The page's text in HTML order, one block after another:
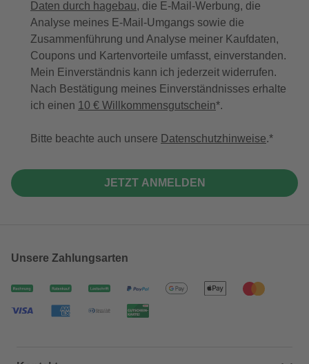
Daten durch hagebau, die E-Mail-Werbung, die
Analyse meines E-Mail-Umgangs sowie die
Zusammenführung und Analyse meiner Kaufdaten,
Coupons und Kartenvorteile umfasst, einverstanden.
Mein Einverständnis kann ich jederzeit widerrufen.
Nach Bestätigung meines Einverständnisses erhalte
ich einen 10 € Willkommensgutschein*.
Bitte beachte auch unsere Datenschutzhinweise.
JETZT ANMELDEN
Unsere Zahlungsarten